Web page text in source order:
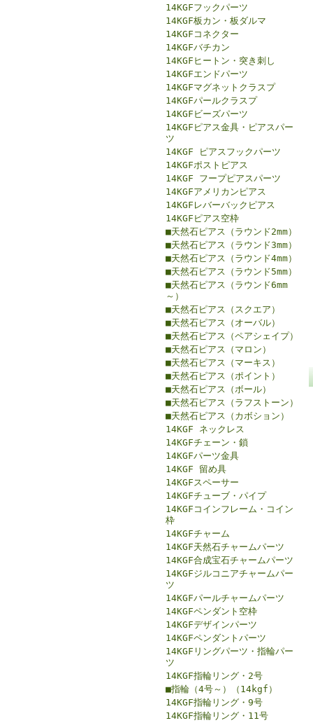
14KGFフックパーツ
14KGF板カン・板ダルマ
14KGFコネクター
14KGFバチカン
14KGFヒートン・突き刺し
14KGFエンドパーツ
14KGFマグネットクラスプ
14KGFパールクラスプ
14KGFビーズパーツ
14KGFピアス金具・ピアスパー
ツ
14KGF ピアスフックパーツ
14KGFポストピアス
14KGF フープピアスパーツ
14KGFアメリカンピアス
14KGFレバーバックピアス
14KGFピアス空枠
■天然石ピアス（ラウンド2mm）
■天然石ピアス（ラウンド3mm）
■天然石ピアス（ラウンド4mm）
■天然石ピアス（ラウンド5mm）
■天然石ピアス（ラウンド6mm
～）
■天然石ピアス（スクエア）
■天然石ピアス（オーバル）
■天然石ピアス（ペアシェイプ）
■天然石ピアス（マロン）
■天然石ピアス（マーキス）
■天然石ピアス（ポイント）
■天然石ピアス（ボール）
■天然石ピアス（ラフストーン）
■天然石ピアス（カボション）
14KGF ネックレス
14KGFチェーン・鎖
14KGFパーツ金具
14KGF 留め具
14KGFスペーサー
14KGFチューブ・パイプ
14KGFコインフレーム・コイン
枠
14KGFチャーム
14KGF天然石チャームパーツ
14KGF合成宝石チャームパーツ
14KGFジルコニアチャームパー
ツ
14KGFパールチャームパーツ
14KGFペンダント空枠
14KGFデザインパーツ
14KGFペンダントパーツ
14KGFリングパーツ・指輪パー
ツ
14KGF指輪リング・2号
■指輪（4号～）（14kgf）
14KGF指輪リング・9号
14KGF指輪リング・11号